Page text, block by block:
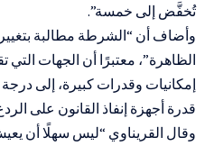
تُخفَّض إلى خمسة”.
وأضاف أن “الشرطة مطالبة
الظاهرة”، معتبرًا أن الجهات
إمكانيات وقدرات كبيرة، إلى درجة
قدرة أجهزة إنفاذ القانون على
وقال القريناوي “ليس سهلًا أن